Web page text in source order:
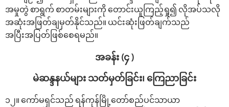
အမှုတွဲ စာရွက် စာတမ်းများကို တောင်းယူကြည့်ရှု၍ လိုအပ်သလို
အဆုံးအဖြတ်ချမှတ်နိုင်သည်။ ယင်းဆုံးဖြတ်ချက်သည်
အပြီးအပြတ်ဖြစ်စေရမည်။
အခန်း (၄ )
မဲဆန္ဒနယ်များ သတ်မှတ်ခြင်း၊ ‌ကြေညာခြင်း
၁၂။ ကော်မရှင်သည် ရန်ကုန်မြို့တော်စည်ပင်သာယာ